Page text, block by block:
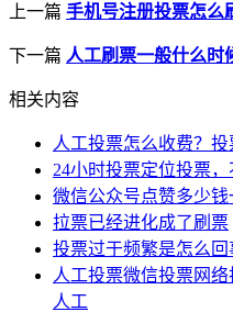
上一篇 手机号注册投票怎么
下一篇 人工刷票一般什么时
相关内容
人工投票怎么收费？投
24小时投票定位投票
微信公众号点赞多少钱
拉票已经进化成了刷票
投票过于频繁是怎么回
人工投票微信投票网
人工